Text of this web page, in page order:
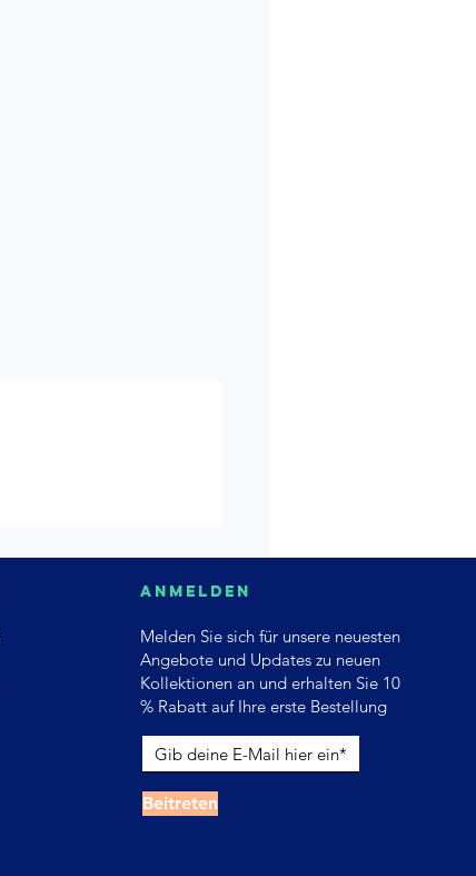
Anmelden
Melden Sie sich für unsere neuesten
Angebote und Updates zu neuen
Kollektionen an und erhalten Sie 10
% Rabatt auf Ihre erste Bestellung
Beitreten